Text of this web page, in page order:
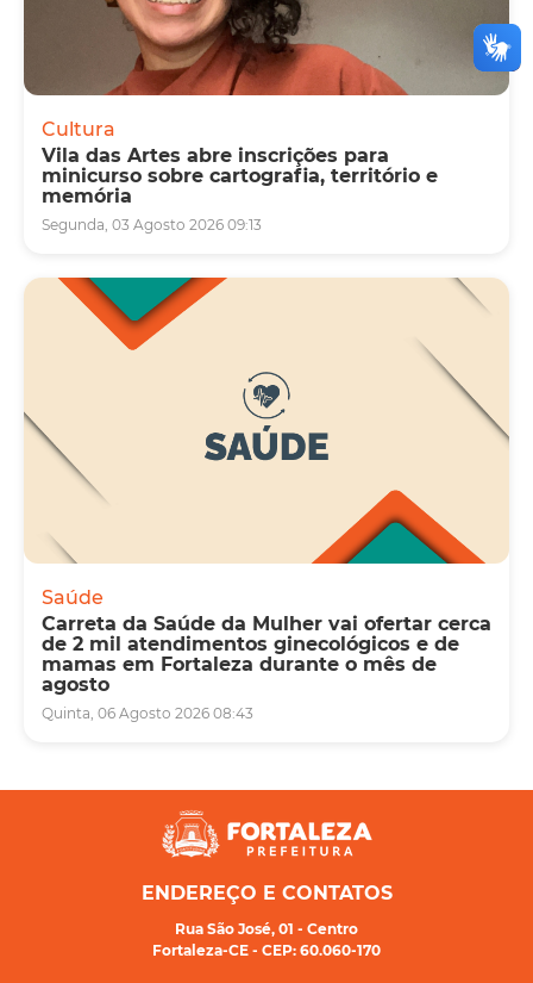
Cultura
Vila das Artes abre inscrições para
minicurso sobre cartografia, território e
memória
Segunda, 03 Agosto 2026 09:13
Saúde
Carreta da Saúde da Mulher vai ofertar cerca
de 2 mil atendimentos ginecológicos e de
mamas em Fortaleza durante o mês de
agosto
Quinta, 06 Agosto 2026 08:43
ENDEREÇO E CONTATOS
Rua São José, 01 - Centro
Fortaleza-CE - CEP: 60.060-170